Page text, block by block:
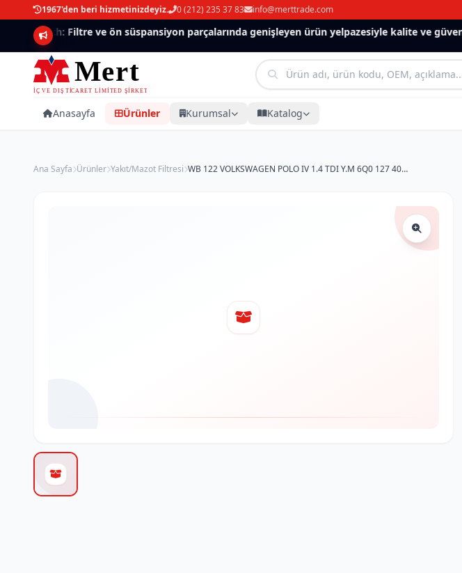
1967'den beri hizmetinizdeyiz. 0 (212) 235 37 83 info@merttrade.com
Mannlich: Filtre ve ön süspansiyon parçalarında genişleyen ürün yelpazesiyle kalite ve güven.
Anasayfa Ürünler Kurumsal Katalog
Ana Sayfa Ürünler Yakıt/Mazot Filtresi WB 122 VOLKSWAGEN POLO IV 1.4 TDI Y.M 6Q0 127 400 F Yakıt/Mazot Filtresi